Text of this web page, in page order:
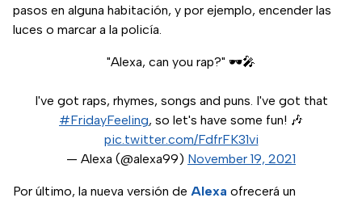
pasos en alguna habitación, y por ejemplo, encender las
luces o marcar a la policía.
"Alexa, can you rap?" 🕶️🎤
I've got raps, rhymes, songs and puns. I've got that
#FridayFeeling, so let's have some fun! 🎶
pic.twitter.com/FdfrFK31vi
— Alexa (@alexa99) November 19, 2021
Por último, la nueva versión de Alexa ofrecerá un